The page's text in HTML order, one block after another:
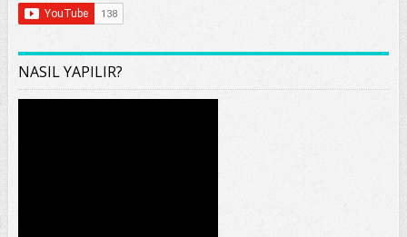
NASIL YAPILIR?